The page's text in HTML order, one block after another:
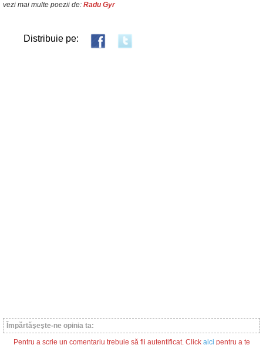
vezi mai multe poezii de: Radu Gyr
Distribuie pe:
Împărtăşeşte-ne opinia ta:
Pentru a scrie un comentariu trebuie să fii autentificat. Click aici pentru a te